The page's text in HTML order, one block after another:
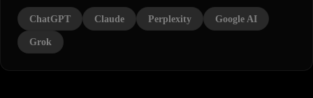
ChatGPT Claude Perplexity Google AI
Grok